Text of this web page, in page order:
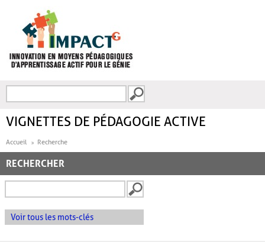
FORMULAIRE DE
VIGNETTES DE PÉDAGOGIE ACTIVE
Accueil Recherche
RECHERCHER
Voir tous les mots-clés